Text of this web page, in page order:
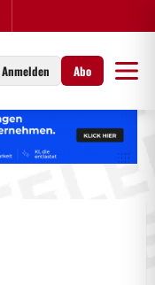
Anmelden Abo